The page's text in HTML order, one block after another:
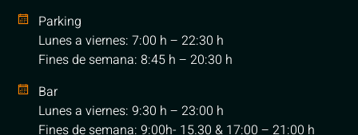
Parking
Lunes a viernes: 7:00 h – 22:30 h
Fines de semana: 8:45 h – 20:30 h
Bar
Lunes a viernes: 9:30 h – 23:00 h
Fines de semana: 9:00h- 15.30 & 17:00 – 21:00 h